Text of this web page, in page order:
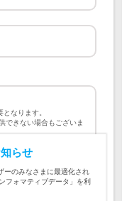
なります。
できない場合もございま
マイナビ転職AGENT
の取り扱い および
らせ
ーのみなさまに最適化され
フォマティブデータ」を利